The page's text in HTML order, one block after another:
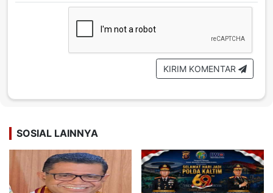
KIRIM KOMENTAR
SOSIAL LAINNYA